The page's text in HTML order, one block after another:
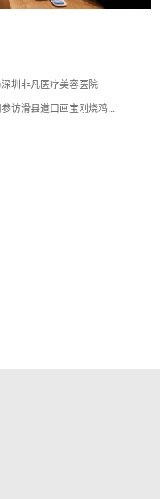
圳非凡医疗美容医院
访滑县道口画宝刚烧鸡...